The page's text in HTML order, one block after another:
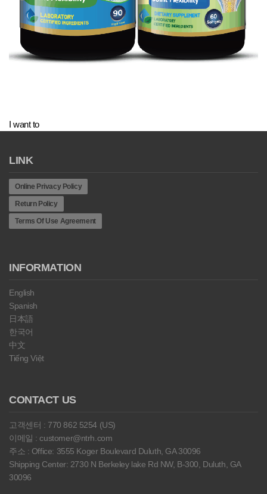
I want to
LINK
Online Privacy Policy
Return Policy
Terms Of Use Agreement
INFORMATION
English
Spanish
日本語
한국어
中文
Tiếng Việt
CONTACT US
고객센터 : 770 862 5254 (US)
이메일 : customer@ntrh.com
주소 : Office: 3555 Koger Boulevard Duluth, GA 30096
Shipping Center: 2730 N Berkeley lake Rd NW, B-300, Duluth, GA
30096